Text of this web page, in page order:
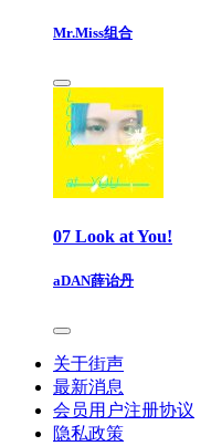
Mr.Miss组合
07 Look at You!
aDAN薛诒丹
关于街声
最新消息
会员用户注册协议
隐私政策